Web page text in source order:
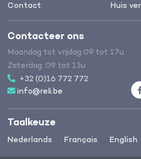
Contact Huis
Taalkeuze
Nederlands Français English
Contacteer ons
Maandag tot vrijdag 09 tot 17u
Zaterdag: 09 tot 13u
+32 (0)16 772 772
info@reli.be